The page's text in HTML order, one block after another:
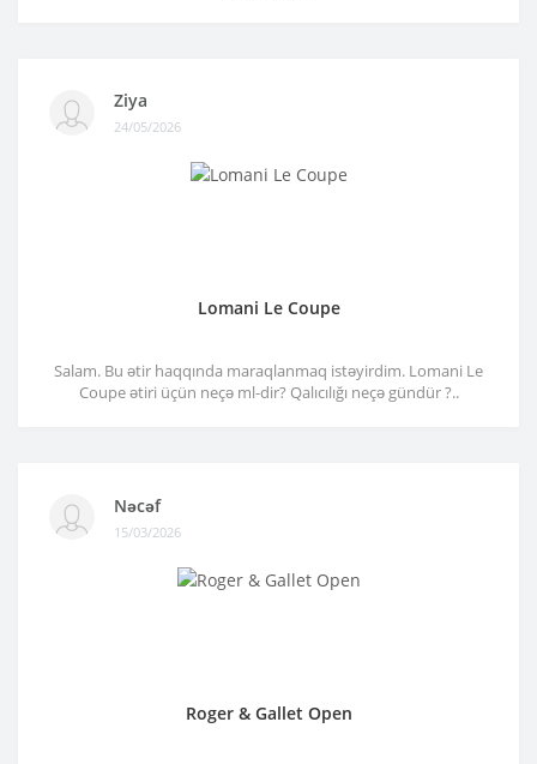
Ziya
24/05/2026
Lomani Le Coupe
Salam. Bu ətir haqqında maraqlanmaq istəyirdim. Lomani Le
Coupe ətiri üçün neçə ml-dir? Qalıcılığı neçə gündür ?..
Nəcəf
15/03/2026
Roger & Gallet Open